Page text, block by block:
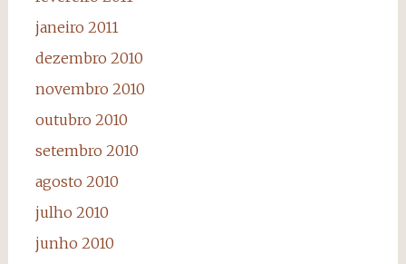
janeiro 2011
dezembro 2010
novembro 2010
outubro 2010
setembro 2010
agosto 2010
julho 2010
junho 2010